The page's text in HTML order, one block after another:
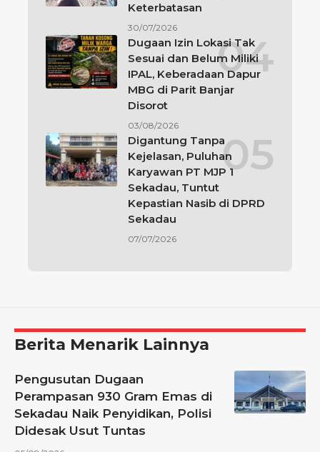
Keterbatasan
30/07/2026
Dugaan Izin Lokasi Tak
Sesuai dan Belum Miliki
IPAL, Keberadaan Dapur
MBG di Parit Banjar
Disorot
03/08/2026
Digantung Tanpa
Kejelasan, Puluhan
Karyawan PT MJP 1
Sekadau, Tuntut
Kepastian Nasib di DPRD
Sekadau
07/07/2026
Berita Menarik Lainnya
Pengusutan Dugaan
Perampasan 930 Gram Emas di
Sekadau Naik Penyidikan, Polisi
Didesak Usut Tuntas